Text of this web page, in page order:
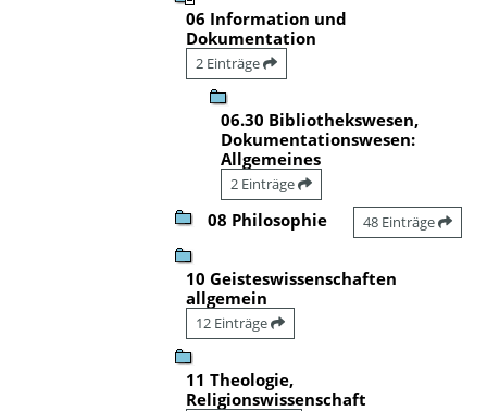
06 Information und
Dokumentation
2 Einträge
06.30 Bibliothekswesen,
Dokumentationswesen:
Allgemeines
2 Einträge
08 Philosophie 48 Einträge
10 Geisteswissenschaften
allgemein
12 Einträge
11 Theologie,
Religionswissenschaft